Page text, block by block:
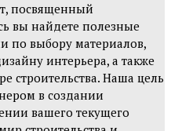
посвященный
вы найдете полезные
по выбору материалов,
интерьера, а также
строительства. Наша цель
в создании
вашего текущего